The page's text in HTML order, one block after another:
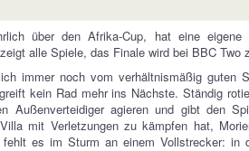
über den Afrika-Cup, hat eine
alle Spiele, das Finale wird bei BBC Two
immer noch vom verhältnismäßig guten
kein Rad mehr ins Nächste. Ständig
Außenverteidiger agieren und gibt den
mit Verletzungen zu kämpfen hat,
es im Sturm an einem Vollstrecker: in